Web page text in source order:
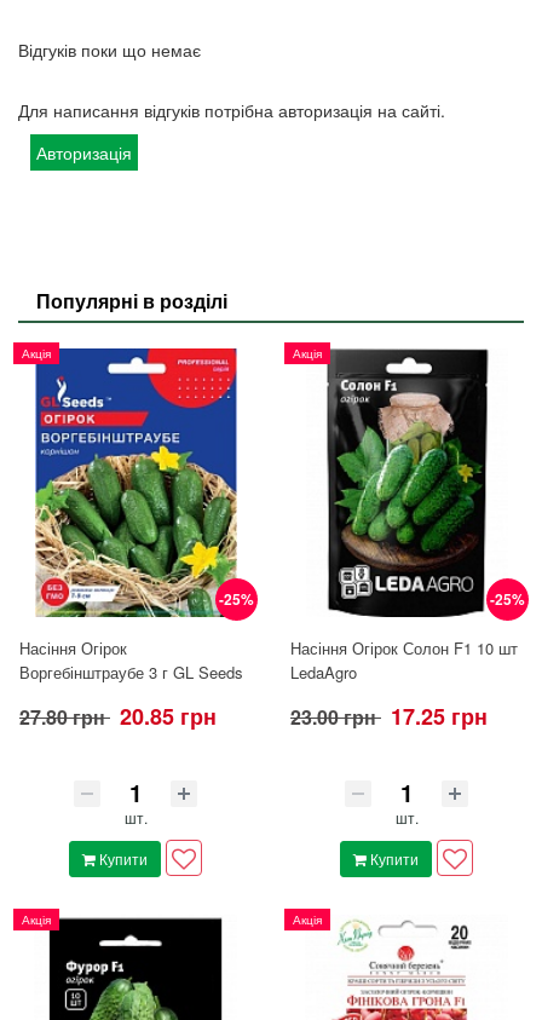
Відгуків поки що немає
Для написання відгуків потрібна авторизація на сайті.
Авторизація
Популярні в розділі
-25%
Акція
Насіння Огірок
Воргебінштраубе 3 г GL Seeds
27.80 грн 20.85 грн
шт.
Купити
-25%
Акція
Насіння Огірок Солон F1 10 шт
LedaAgro
23.00 грн 17.25 грн
шт.
Купити
Акція Акція